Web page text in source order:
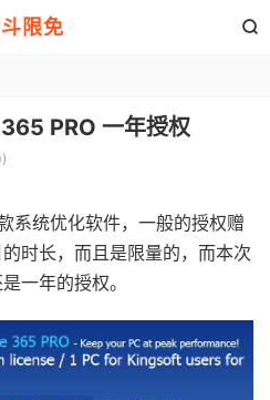
限免 
PRO 一年授权
系统优化软件，一般的授权赠
时长，而且是限量的，而本次
一年的授权。